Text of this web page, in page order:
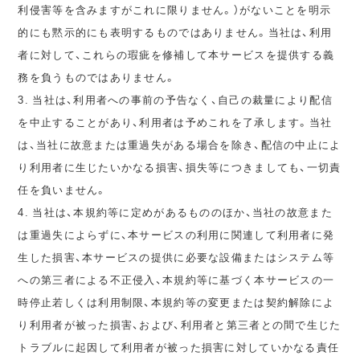
利侵害等を含みますがこれに限りません。）がないことを明示
的にも黙示的にも表明するものではありません。当社は、利用
者に対して、これらの瑕疵を修補して本サービスを提供する義
務を負うものではありません。
3. 当社は、利用者への事前の予告なく、自己の裁量により配信
を中止することがあり、利用者は予めこれを了承します。当社
は、当社に故意または重過失がある場合を除き、配信の中止によ
り利用者に生じたいかなる損害、損失等につきましても、一切責
任を負いません。
4. 当社は、本規約等に定めがあるもののほか、当社の故意また
は重過失によらずに、本サービスの利用に関連して利用者に発
生した損害、本サービスの提供に必要な設備またはシステム等
への第三者による不正侵入、本規約等に基づく本サービスの一
時停止若しくは利用制限、本規約等の変更または契約解除によ
り利用者が被った損害、および、利用者と第三者との間で生じた
トラブルに起因して利用者が被った損害に対していかなる責任